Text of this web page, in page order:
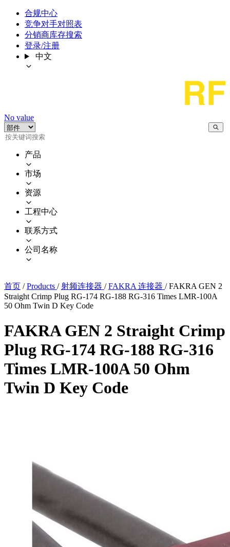
合规中心
竞争对手对照表
分销商库存搜索
登录/注册
中文
No value
产品
市场
资源
工程中心
联系方式
公司名称
首页 / Products / 射频连接器 / FAKRA 连接器 / FAKRA GEN 2
Straight Crimp Plug RG-174 RG-188 RG-316 Times LMR-100A
50 Ohm Twin D Key Code
FAKRA GEN 2 Straight Crimp
Plug RG-174 RG-188 RG-316
Times LMR-100A 50 Ohm
Twin D Key Code